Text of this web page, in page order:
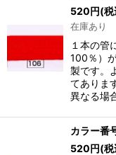
520円(税
在庫あり
１本の管
100％）
製です。
てありま
異なる場
カラー番
520円(税